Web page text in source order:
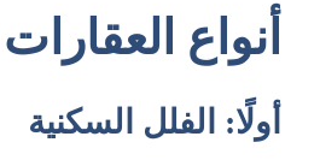
أنواع
أولًا: الفلل السكنية